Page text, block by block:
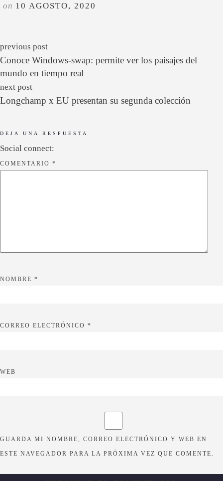
on 10 AGOSTO, 2020
previous post
Conoce Windows-swap: permite ver los paisajes del
mundo en tiempo real
next post
Longchamp x EU presentan su segunda colección
DEJA UNA RESPUESTA
Social connect:
COMENTARIO *
NOMBRE *
CORREO ELECTRÓNICO *
WEB
GUARDA MI NOMBRE, CORREO ELECTRÓNICO Y WEB EN
ESTE NAVEGADOR PARA LA PRÓXIMA VEZ QUE COMENTE.